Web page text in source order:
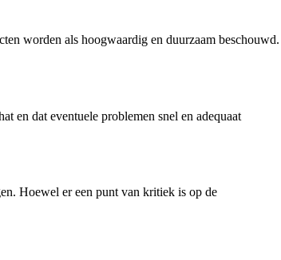
worden als hoogwaardig en duurzaam beschouwd.
en dat eventuele problemen snel en adequaat
Hoewel er een punt van kritiek is op de